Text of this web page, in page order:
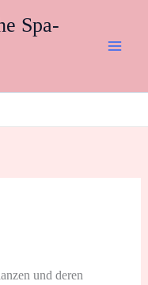
Spa-
und deren